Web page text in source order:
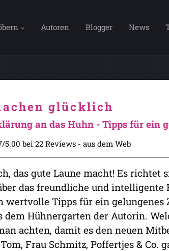
Autoren Blogger News
glücklich
an das Huhn - Tipps für ein
5.00 bei 22 Reviews - aus dem Web
das gute Laune macht! Es richtet
das freundliche und intelligente
wertvolle Tipps für ein gelungenes
dem Hühnergarten der Autorin.
achten, damit es den neuen
Frau Schmitz, Poffertjes & Co.